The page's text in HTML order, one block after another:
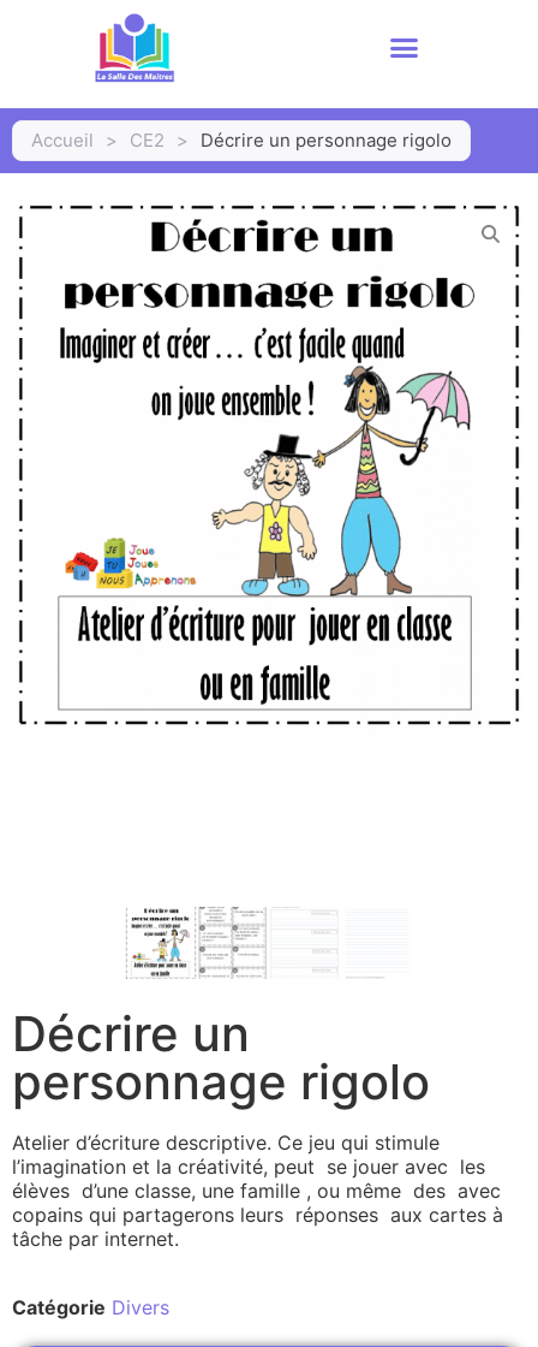
Accueil > CE2 > Décrire un personnage rigolo
Décrire un
personnage rigolo
Atelier d’écriture descriptive. Ce jeu qui stimule
l’imagination et la créativité, peut se jouer avec les
élèves d’une classe, une famille , ou même des avec
copains qui partagerons leurs réponses aux cartes à
tâche par internet.
Catégorie Divers